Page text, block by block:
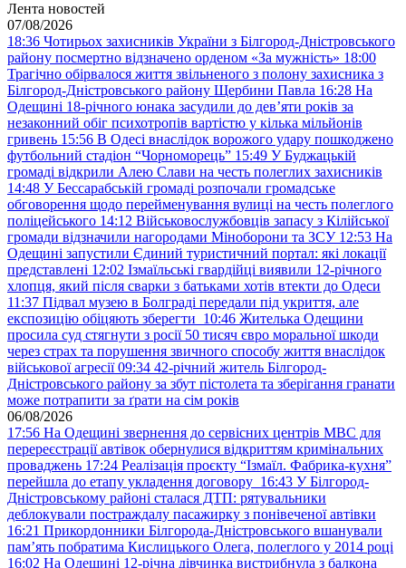
Лента новостей
07/08/2026
18:36 Чотирьох захисників України з Білгород-Дністровського
району посмертно відзначено орденом «За мужність» 18:00
Трагічно обірвалося життя звільненого з полону захисника з
Білгород-Дністровського району Щербини Павла 16:28 На
Одещині 18-річного юнака засудили до дев’яти років за
незаконний обіг психотропів вартістю у кілька мільйонів
гривень 15:56 В Одесі внаслідок ворожого удару пошкоджено
футбольний стадіон “Чорноморець” 15:49 У Буджацькій
громаді відкрили Алею Слави на честь полеглих захисників
14:48 У Бессарабській громаді розпочали громадське
обговорення щодо перейменування вулиці на честь полеглого
поліцейського 14:12 Військовослужбовців запасу з Кілійської
громади відзначили нагородами Міноборони та ЗСУ 12:53 На
Одещині запустили Єдиний туристичний портал: які локації
представлені 12:02 Ізмаїльські гвардійці виявили 12-річного
хлопця, який після сварки з батьками хотів втекти до Одеси
11:37 Підвал музею в Болграді передали під укриття, але
експозицію обіцяють зберегти 10:46 Жителька Одещини
просила суд стягнути з росії 50 тисяч євро моральної шкоди
через страх та порушення звичного способу життя внаслідок
військової агресії 09:34 42-річний житель Білгород-
Дністровського району за збут пістолета та зберігання гранати
може потрапити за ґрати на сім років
06/08/2026
17:56 На Одещині звернення до сервісних центрів МВС для
перереєстрації автівок обернулися відкриттям кримінальних
проваджень 17:24 Реалізація проєкту “Ізмаїл. Фабрика-кухня”
перейшла до етапу укладення договору 16:43 У Білгород-
Дністровському районі сталася ДТП: рятувальники
деблокували постраждалу пасажирку з понівеченої автівки
16:21 Прикордонники Білгорода-Дністровського вшанували
пам’ять побратима Кислицького Олега, полеглого у 2014 році
16:02 На Одещині 12-річна дівчинка вистрибнула з балкона